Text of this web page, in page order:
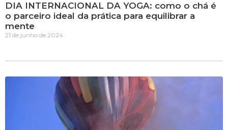
DIA INTERNACIONAL DA YOGA: como o chá é
o parceiro ideal da prática para equilibrar a
mente
21 de junho de 2024